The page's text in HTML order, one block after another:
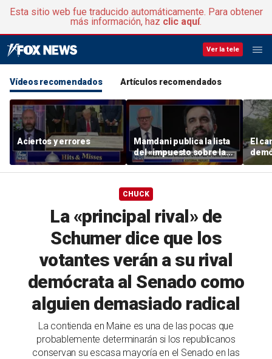
Esta sitio web fue traducido automáticamente. Para obtener
más información, haz clic aquí.
Ver la tele
Vídeos recomendados Artículos recomendados
Aciertos y errores
Mamdani publica la lista
del «impuesto sobre las
segundas residencias»
El
CHUCK
La «principal rival» de
Schumer dice que los
votantes verán a su rival
demócrata al Senado como
alguien demasiado radical
La contienda en Maine es una de las pocas que
probablemente determinarán si los republicanos
conservan su escasa mayoría en el Senado en las